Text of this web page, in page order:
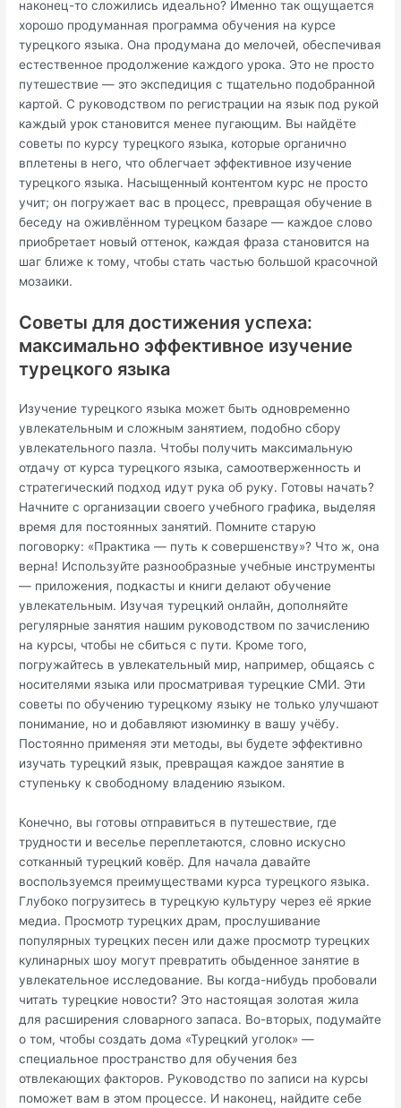
наконец-то сложились идеально? Именно так ощущается
хорошо продуманная программа обучения на курсе
турецкого языка. Она продумана до мелочей, обеспечивая
естественное продолжение каждого урока. Это не просто
путешествие — это экспедиция с тщательно подобранной
картой. С руководством по регистрации на язык под рукой
каждый урок становится менее пугающим. Вы найдёте
советы по курсу турецкого языка, которые органично
вплетены в него, что облегчает эффективное изучение
турецкого языка. Насыщенный контентом курс не просто
учит; он погружает вас в процесс, превращая обучение в
беседу на оживлённом турецком базаре — каждое слово
приобретает новый оттенок, каждая фраза становится на
шаг ближе к тому, чтобы стать частью большой красочной
мозаики.
Советы для достижения успеха:
максимально эффективное изучение
турецкого языка
Изучение турецкого языка может быть одновременно
увлекательным и сложным занятием, подобно сбору
увлекательного пазла. Чтобы получить максимальную
отдачу от курса турецкого языка, самоотверженность и
стратегический подход идут рука об руку. Готовы начать?
Начните с организации своего учебного графика, выделяя
время для постоянных занятий. Помните старую
поговорку: «Практика — путь к совершенству»? Что ж, она
верна! Используйте разнообразные учебные инструменты
— приложения, подкасты и книги делают обучение
увлекательным. Изучая турецкий онлайн, дополняйте
регулярные занятия нашим руководством по зачислению
на курсы, чтобы не сбиться с пути. Кроме того,
погружайтесь в увлекательный мир, например, общаясь с
носителями языка или просматривая турецкие СМИ. Эти
советы по обучению турецкому языку не только улучшают
понимание, но и добавляют изюминку в вашу учёбу.
Постоянно применяя эти методы, вы будете эффективно
изучать турецкий язык, превращая каждое занятие в
ступеньку к свободному владению языком.
Конечно, вы готовы отправиться в путешествие, где
трудности и веселье переплетаются, словно искусно
сотканный турецкий ковёр. Для начала давайте
воспользуемся преимуществами курса турецкого языка.
Глубоко погрузитесь в турецкую культуру через её яркие
медиа. Просмотр турецких драм, прослушивание
популярных турецких песен или даже просмотр турецких
кулинарных шоу могут превратить обыденное занятие в
увлекательное исследование. Вы когда-нибудь пробовали
читать турецкие новости? Это настоящая золотая жила
для расширения словарного запаса. Во-вторых, подумайте
о том, чтобы создать дома «Турецкий уголок» —
специальное пространство для обучения без
отвлекающих факторов. Руководство по записи на курсы
поможет вам в этом процессе. И наконец, найдите себе